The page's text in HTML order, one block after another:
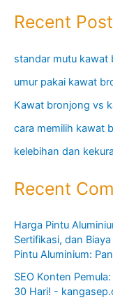
Recent
standar mutu kawat
umur pakai kawat
Kawat bronjong vs
cara memilih kawat
kelebihan dan
Recent
Harga Pintu
Sertifikasi, dan
Pintu Aluminium:
SEO Konten
30 Hari! -